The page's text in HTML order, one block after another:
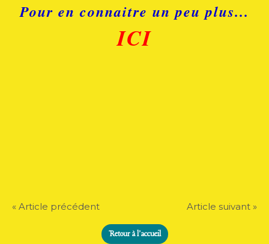
Pour en connaitre un peu plus...
ICI
« Article précédent Article suivant »
Retour à l'accueil